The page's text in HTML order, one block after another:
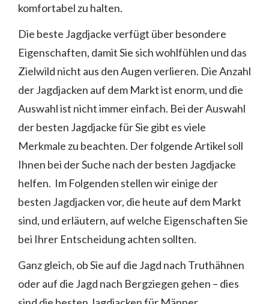
komfortabel zu halten.
Die beste Jagdjacke verfügt über besondere
Eigenschaften, damit Sie sich wohlfühlen und das
Zielwild nicht aus den Augen verlieren. Die Anzahl
der Jagdjacken auf dem Markt ist enorm, und die
Auswahl ist nicht immer einfach. Bei der Auswahl
der besten Jagdjacke für Sie gibt es viele
Merkmale zu beachten. Der folgende Artikel soll
Ihnen bei der Suche nach der besten Jagdjacke
helfen. Im Folgenden stellen wir einige der
besten Jagdjacken vor, die heute auf dem Markt
sind, und erläutern, auf welche Eigenschaften Sie
bei Ihrer Entscheidung achten sollten.
Ganz gleich, ob Sie auf die Jagd nach Truthähnen
oder auf die Jagd nach Bergziegen gehen – dies